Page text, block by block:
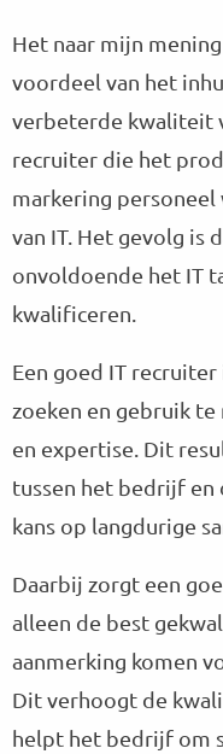
Het naar mijn
voordeel van het
verbeterde kwaliteit
recruiter die het
markering
van IT. Het gevolg is
onvoldoende het IT
kwalificeren.
Een goed IT
zoeken en gebruik
en expertise. Dit
tussen het bedrijf en
kans op langdurige
Daarbij zorgt een
alleen de best
aanmerking komen
Dit verhoogt de
helpt het bedrijf om